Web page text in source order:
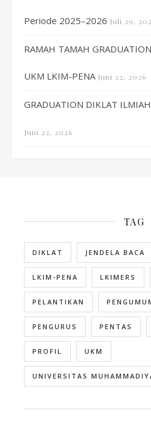
Periode 2025–2026 Juli 29,
RAMAH TAMAH
UKM LKIM-PENA Juni 22, 2026
GRADUATION DIKLAT
Juni 22, 2026
TAG
DIKLAT JENDELA BACA
LKIM-PENA LKIMERS
PELANTIKAN
PENGURUS PENTAS
PROFIL UKM
UNIVERSITAS